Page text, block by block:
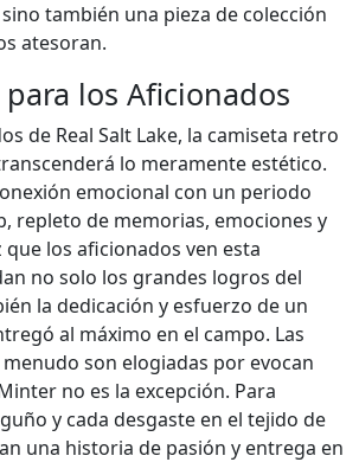
también una pieza de colección
atesoran.
los Aficionados
de Real Salt Lake, la camiseta retro
lo meramente estético.
emocional con un periodo
repleto de memorias, emociones y
que los aficionados ven esta
no solo los grandes logros del
la dedicación y esfuerzo de un
al máximo en el campo. Las
son elogiadas por evocan
no es la excepción. Para
y cada desgaste en el tejido de
una historia de pasión y entrega en